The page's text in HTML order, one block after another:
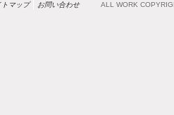
トマップ お問い合わせ ALL WORK